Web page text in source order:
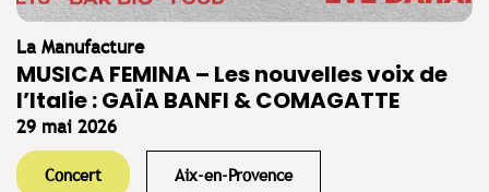
La Manufacture
MUSICA FEMINA – Les nouvelles voix de
l’Italie : GAÏA BANFI & COMAGATTE
29 mai 2026
Concert Aix-en-Provence